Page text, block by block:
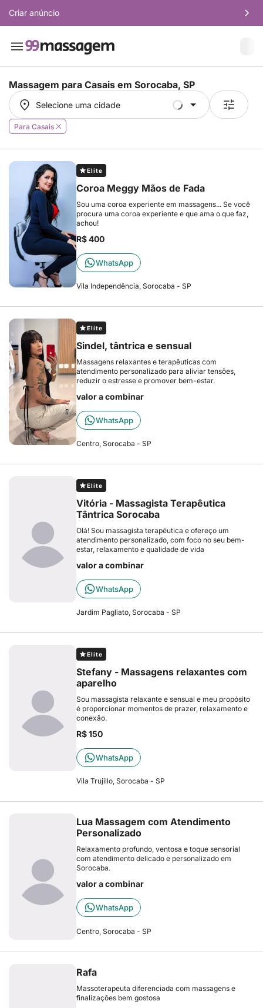
Criar anúncio
Massagem para Casais em Sorocaba, SP
Selecione uma cidade
Selecione uma cidade
Para Casais
Elite
Coroa Meggy Mãos de Fada
Sou uma coroa experiente em massagens... Se você
procura uma coroa experiente e que ama o que faz,
achou!
R$ 400
WhatsApp
Vila Independência, Sorocaba - SP
Elite
Sindel, tântrica e sensual
Massagens relaxantes e terapêuticas com
atendimento personalizado para aliviar tensões,
reduzir o estresse e promover bem-estar.
valor a combinar
WhatsApp
Centro, Sorocaba - SP
Elite
Vitória - Massagista Terapêutica
Tântrica Sorocaba
Olá! Sou massagista terapêutica e ofereço um
atendimento personalizado, com foco no seu bem-
estar, relaxamento e qualidade de vida
valor a combinar
WhatsApp
Jardim Pagliato, Sorocaba - SP
Elite
Stefany - Massagens relaxantes com
aparelho
Sou massagista relaxante e sensual e meu propósito
é proporcionar momentos de prazer, relaxamento e
conexão.
R$ 150
WhatsApp
Vila Trujillo, Sorocaba - SP
Lua Massagem com Atendimento
Personalizado
Relaxamento profundo, ventosa e toque sensorial
com atendimento delicado e personalizado em
Sorocaba.
valor a combinar
WhatsApp
Centro, Sorocaba - SP
Rafa
Massoterapeuta diferenciada com massagens e
finalizações bem gostosa